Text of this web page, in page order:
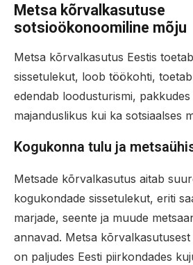
Metsa kõrvalkasutuse
sotsioökonoomiline mõju
Metsa kõrvalkasutus Eestis
sissetulekut, loob töökohti,
edendab loodusturismi,
majanduslikus kui ka sotsiaalses
Kogukonna tulu ja
Metsade kõrvalkasutus aitab
kogukondade sissetulekut, eriti
marjade, seente ja muude
annavad. Metsa
on paljudes Eesti piirkondades